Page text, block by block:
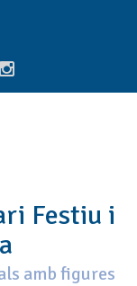
Festiu i
amb figures